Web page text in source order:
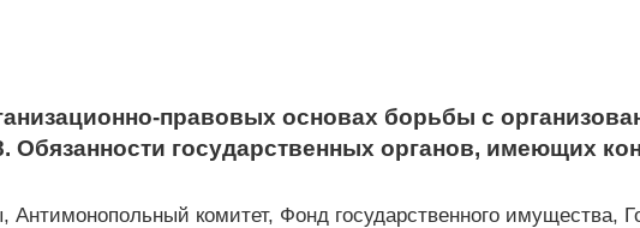
правовых основах борьбы с
Обязанности государственных органов, имеющих
комитет, Фонд государственного имущества,